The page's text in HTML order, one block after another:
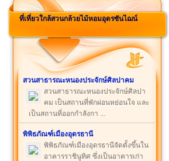
ที่เที่ยวใกล้สวนกล้วยไม้หอมอุดรซันไฌน์
สวนสาธารณะหนองประจักษ์ศิลปาคม
สวนสาธารณะหนองประจักษ์ศิลปา
คม เป็นสถานที่พักผ่อนหย่อนใจ และ
เป็นสถานที่ออกกำลังกา ...
พิพิธภัณฑ์เมืองอุดรธานี
พิพิธภัณฑ์เมืองอุดรธานีจัดตั้งขึ้นใน
อาคารราชินูทิศ ซึ่งเป็นอาคารเก่า